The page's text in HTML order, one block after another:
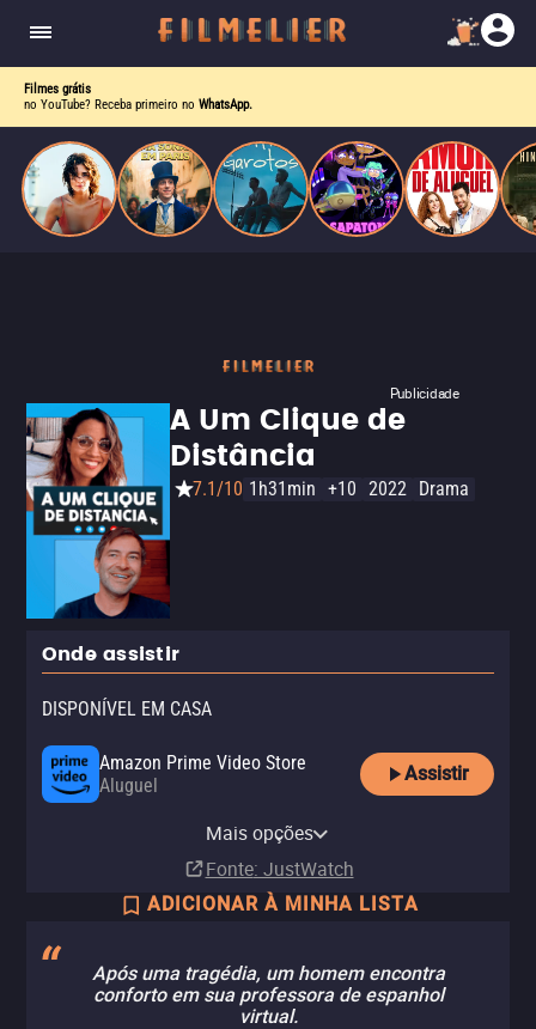
Filmes grátis
no YouTube? Receba primeiro no WhatsApp.
Publicidade
A Um Clique de
Distância
7.1/10 1h31min +10 2022 Drama
Onde assistir
DISPONÍVEL EM CASA
Amazon Prime Video Store
Aluguel
Assistir
Mais opções
Fonte: JustWatch
ADICIONAR À MINHA LISTA
Após uma tragédia, um homem encontra
conforto em sua professora de espanhol
virtual.
escrevia e a vida real começa a desaparecer.